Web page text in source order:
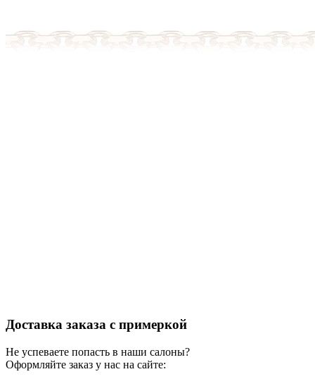
Доставка заказа с примеркой
Не успеваете попасть в наши салоны?
Оформляйте заказ у нас на сайте: